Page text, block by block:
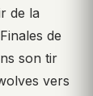
de la
de
son tir
vers